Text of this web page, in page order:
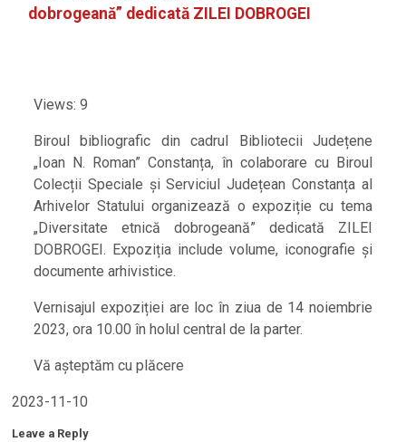
dobrogeană” dedicată ZILEI DOBROGEI
Views: 9
Biroul bibliografic din cadrul Bibliotecii Județene
„Ioan N. Roman” Constanța, în colaborare cu Biroul
Colecții Speciale și Serviciul Județean Constanța al
Arhivelor Statului organizează o expoziție cu tema
„Diversitate etnică dobrogeană” dedicată ZILEI
DOBROGEI. Expoziția include volume, iconografie și
documente arhivistice.
Vernisajul expoziției are loc în ziua de 14 noiembrie
2023, ora 10.00 în holul central de la parter.
Vă așteptăm cu plăcere
2023-11-10
Leave a Reply